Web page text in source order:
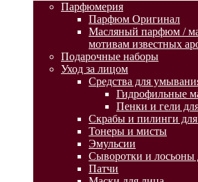
Парфюмерия
Парфюм Оригинал
Масляный парфюм /
мотивам известных
Подарочные наборы
Уход за лицом
Средства для
Гидрофильные
Пенки и гели
Скрабы и пилинги
Тонеры и мисты
Эмульсии
Сыворотки и лосьоны
Патчи